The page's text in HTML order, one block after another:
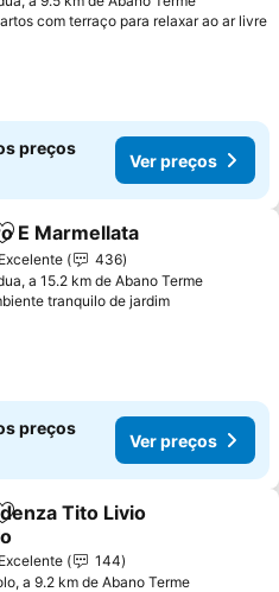
com terraço para relaxar ao ar livre
preços
Ver preços
Adicionar aos favoritos
E Marmellata
Excelente
436
a 15.2 km de Abano Terme
tranquilo de jardim
preços
Ver preços
Adicionar aos favoritos
Tito Livio
Excelente
144
a 9.2 km de Abano Terme